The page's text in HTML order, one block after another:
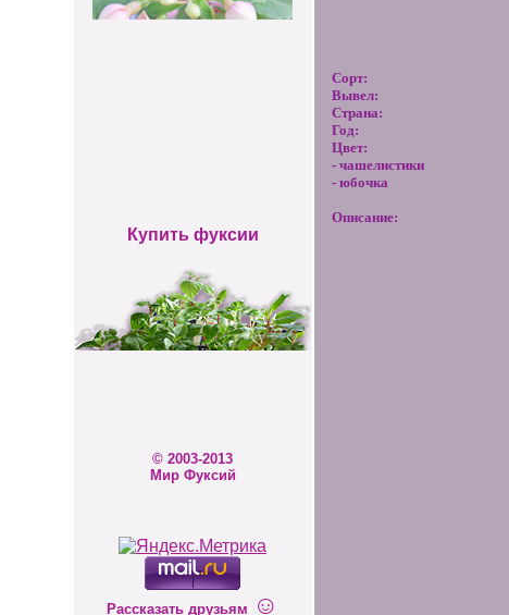
Купить фуксии
© 2003-2013
Мир Фуксий
Рассказать друзьям ☺
Сорт:
Вывел:
Страна:
Год:
Цвет:
- чашелистики
- юбочка
Описание: